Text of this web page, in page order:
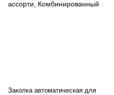
Заколка автоматическая для